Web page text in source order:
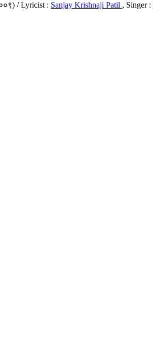
/ Lyricist : Sanjay Krishnaji Patil , Singer :